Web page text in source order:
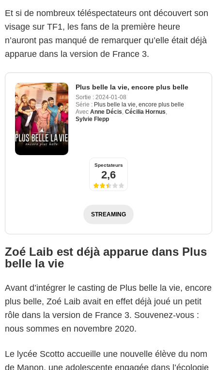
Et si de nombreux téléspectateurs ont découvert son
visage sur TF1, les fans de la première heure
n’auront pas manqué de remarquer qu’elle était déjà
apparue dans la version de France 3.
Plus belle la vie, encore plus belle
Sortie : 2024-01-08
Série : Plus belle la vie, encore plus belle
Avec Anne Décis Cécilia Hornus
Sylvie Flepp
Spectateurs
2,6
STREAMING
Zoé Laib est déjà apparue dans Plus
belle la vie
Avant d’intégrer le casting de Plus belle la vie, encore
plus belle, Zoé Laib avait en effet déjà joué un petit
rôle dans la version de France 3. Souvenez-vous :
nous sommes en novembre 2020.
Le lycée Scotto accueille une nouvelle élève du nom
de Manon, une adolescente engagée dans l’écologie